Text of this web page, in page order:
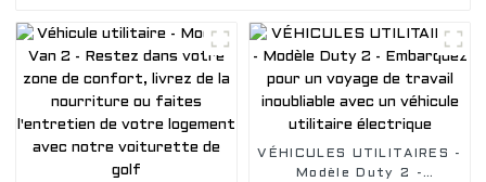
VÉHICULES UTILITAIRES -
Modèle Duty 2 -